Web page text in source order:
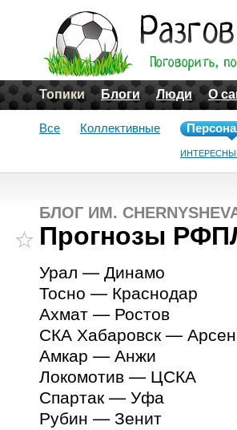
Топики Блоги Люди О
Все Коллективные
БЛОГ ИМ.
Прогнозы
Урал — Динамо
Тосно — Краснодар
Ахмат — Ростов
СКА Хабаровск —
Амкар — Анжи
Локомотив — ЦСКА
Спартак — Уфа
Рубин — Зенит